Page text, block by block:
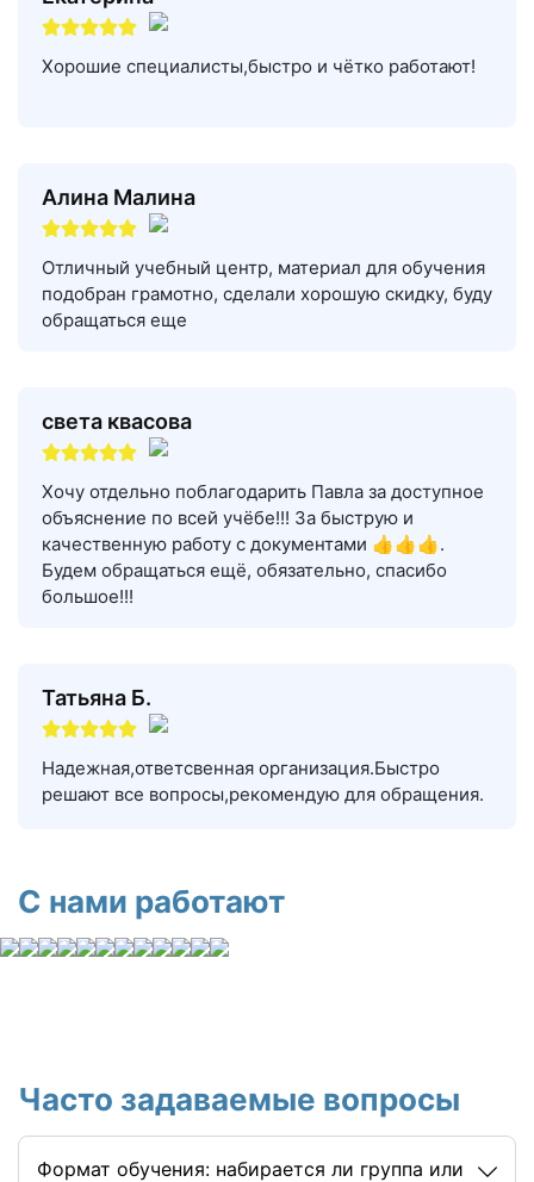
Хорошие специалисты,быстро и чётко работают!
Алина Малина
Отличный учебный центр, материал для обучения
подобран грамотно, сделали хорошую скидку, буду
обращаться еще
света квасова
Хочу отдельно поблагодарить Павла за доступное
объяснение по всей учёбе!!! За быструю и
качественную работу с документами 👍👍👍.
Будем обращаться ещё, обязательно, спасибо
большое!!!
Татьяна Б.
Надежная,ответсвенная организация.Быстро
решают все вопросы,рекомендую для обращения.
С нами работают
Часто задаваемые вопросы
Формат обучения: набирается ли группа или